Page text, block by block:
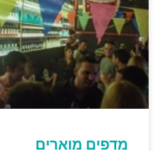
מדפים מוארים